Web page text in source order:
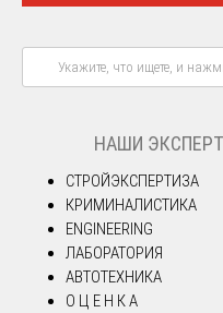
НАШИ
СТРОЙЭКСПЕРТИЗА
КРИМИНАЛИСТИКА
ENGINEERING
ЛАБОРАТОРИЯ
АВТОТЕХНИКА
О Ц Е Н К А